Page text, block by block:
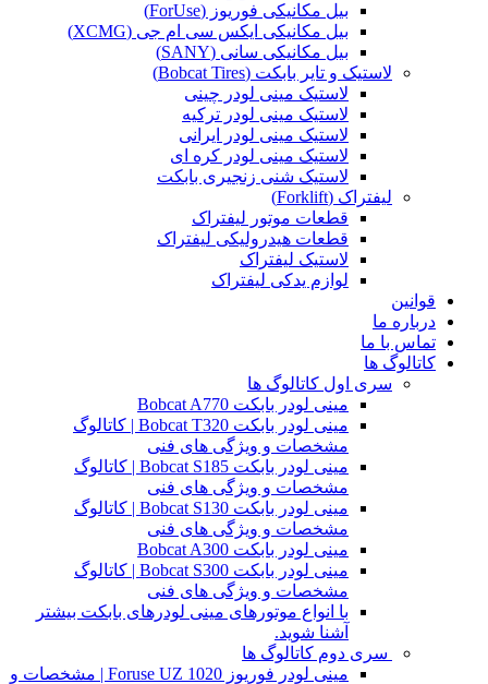
بیل مکانیکی فوریوز (ForUse)
بیل مکانیکی ایکس سی ام جی (XCMG)
بیل مکانیکی سانی (SANY)
لاستیک و تایر بابکت (Bobcat Tires)
لاستیک مینی لودر چینی
لاستیک مینی لودر ترکیه
لاستیک مینی لودر ایرانی
لاستیک مینی لودر کره ای
لاستیک شنی زنجیری بابکت
لیفتراک (Forklift)
قطعات موتور لیفتراک
قطعات هیدرولیکی لیفتراک
لاستیک لیفتراک
لوازم یدکی لیفتراک
قوانین
درباره ما
تماس با ما
کاتالوگ ها
سری اول کاتالوگ ها
مینی لودر بابکت Bobcat A770
مینی لودر بابکت Bobcat T320 | کاتالوگ
مشخصات و ویژگی های فنی
مینی لودر بابکت Bobcat S185 | کاتالوگ
مشخصات و ویژگی های فنی
مینی لودر بابکت Bobcat S130 | کاتالوگ
مشخصات و ویژگی های فنی
مینی لودر بابکت Bobcat A300
مینی لودر بابکت Bobcat S300 | کاتالوگ
مشخصات و ویژگی های فنی
با انواع موتورهای مینی لودرهای بابکت بیشتر
آشنا شوید.
سری دوم کاتالوگ ها
مینی لودر فوریوز Foruse UZ 1020 | مشخصات و